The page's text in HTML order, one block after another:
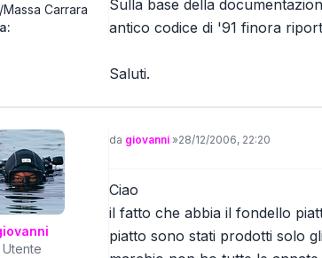
Carrara
Sulla base della
antico codice di '91 finora
Saluti.
Utente
Messaggio
da giovanni »28/12/2006, 22:20
Ciao
il fatto che abbia il fondello
piatto sono stati prodotti solo